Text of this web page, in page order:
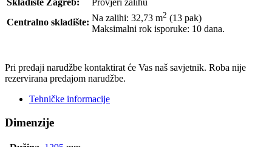
Skladište Zagreb:
Provjeri zalihu
Centralno skladište: Na zalihi: 32,73 m2 (13 pak)
Maksimalni rok isporuke: 10 dana.
Pri predaji narudžbe kontaktirat će Vas naš savjetnik. Roba nije
rezervirana predajom narudžbe.
Tehničke informacije
Dimenzije